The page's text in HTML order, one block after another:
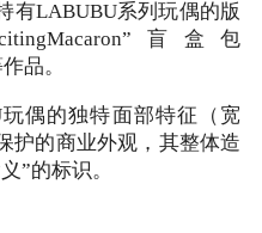
LABUBU系列玩偶的版
盲盒包
品。
偶的独特面部特征（宽
护的商业外观，其整体造
”的标识。